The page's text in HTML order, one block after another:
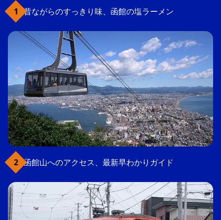
昔ながらのすっきり味、函館の塩ラーメン
函館山へのアクセス、最新早わかりガイド